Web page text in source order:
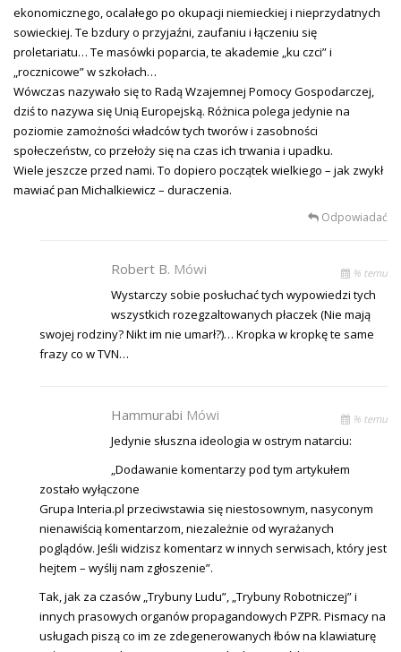
ekonomicznego, ocalałego po okupacji niemieckiej i nieprzydatnych
sowieckiej. Te bzdury o przyjaźni, zaufaniu i łączeniu się
proletariatu… Te masówki poparcia, te akademie „ku czci” i
„rocznicowe” w szkołach…
Wówczas nazywało się to Radą Wzajemnej Pomocy Gospodarczej,
dziś to nazywa się Unią Europejską. Różnica polega jedynie na
poziomie zamożności władców tych tworów i zasobności
społeczeństw, co przełoży się na czas ich trwania i upadku.
Wiele jeszcze przed nami. To dopiero początek wielkiego – jak zwykł
mawiać pan Michalkiewicz – duraczenia.
Odpowiadać
Robert B. Mówi % temu
Wystarczy sobie posłuchać tych wypowiedzi tych
wszystkich rozegzaltowanych płaczek (Nie mają
swojej rodziny? Nikt im nie umarł?)… Kropka w kropkę te same
frazy co w TVN…
Hammurabi Mówi % temu
Jedynie słuszna ideologia w ostrym natarciu:
„Dodawanie komentarzy pod tym artykułem
zostało wyłączone
Grupa Interia.pl przeciwstawia się niestosownym, nasyconym
nienawiścią komentarzom, niezależnie od wyrażanych
poglądów. Jeśli widzisz komentarz w innych serwisach, który jest
hejtem – wyślij nam zgłoszenie”.
Tak, jak za czasów „Trybuny Ludu”, „Trybuny Robotniczej” i
innych prasowych organów propagandowych PZPR. Pismacy na
usługach piszą co im ze zdegenerowanych łbów na klawiaturę